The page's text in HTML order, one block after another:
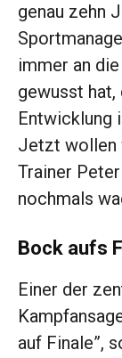
genau zehn
immer an
gewusst hat,
Entwicklung
Jetzt wollen
Trainer
nochmals
Bock aufs
Einer der
auf Finale”,